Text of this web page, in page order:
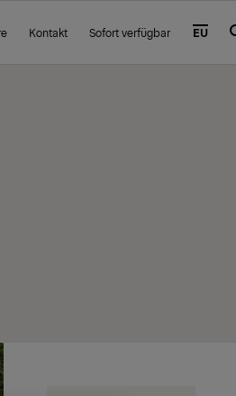
Kontakt Sofort verfügbar EU